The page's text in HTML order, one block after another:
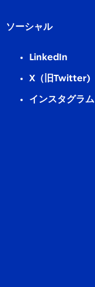
ソーシャル
LinkedIn
X（旧Twitter)
インスタグラム